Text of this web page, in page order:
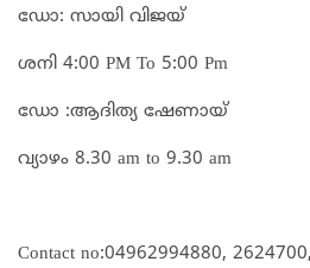
ഡോ: സായി വിജയ്
ശനി 4:00 PM To 5:00 Pm
ഡോ :ആദിത്യ ഷേണായ്
വ്യാഴം 8.30 am to 9.30 am
Contact no:04962994880, 2624700,